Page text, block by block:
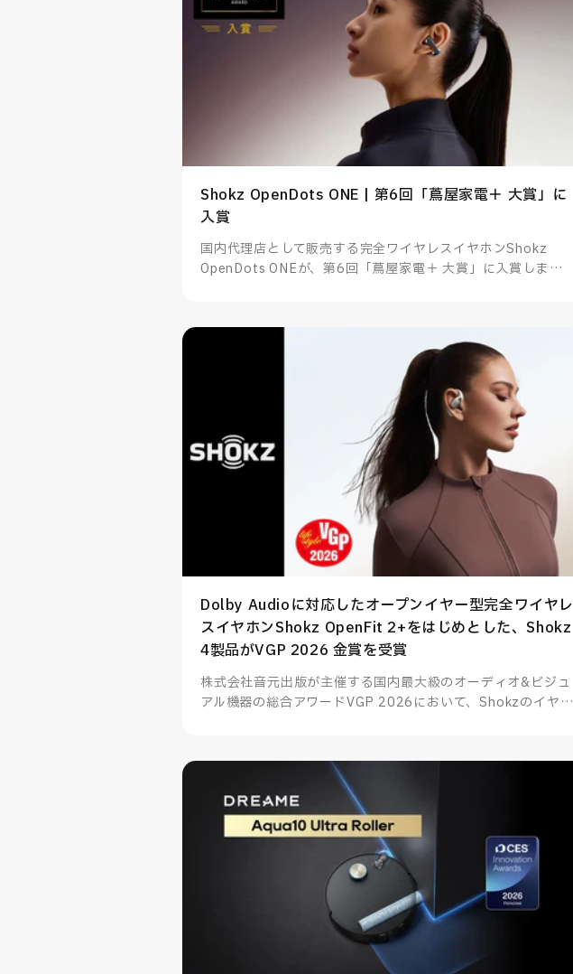
Shokz OpenDots ONE | 第6回「蔦屋家電＋ 大賞」に
入賞
国内代理店として販売する完全ワイヤレスイヤホンShokz
OpenDots ONEが、第6回「蔦屋家電＋ 大賞」に入賞しまし
Dolby Audioに対応したオープンイヤー型完全ワイヤレ
スイヤホンShokz OpenFit 2+をはじめとした、Shokz
4製品がVGP 2026 金賞を受賞
株式会社音元出版が主催する国内最大級のオーディオ&ビジュ
アル機器の総合アワードVGP 2026において、Shokzのイヤー